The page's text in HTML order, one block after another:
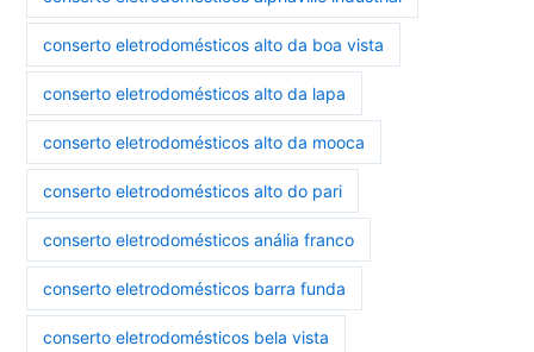
conserto eletrodomésticos alto da boa vista
conserto eletrodomésticos alto da lapa
conserto eletrodomésticos alto da mooca
conserto eletrodomésticos alto do pari
conserto eletrodomésticos anália franco
conserto eletrodomésticos barra funda
conserto eletrodomésticos bela vista